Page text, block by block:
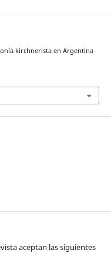
kirchnerista en Argentina
aceptan las siguientes